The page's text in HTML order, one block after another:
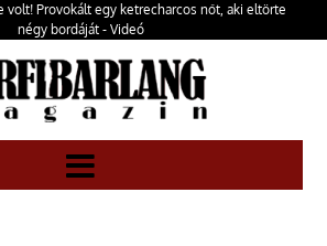
volt! Provokált egy ketrecharcos nőt, aki eltörte
négy bordáját - Videó